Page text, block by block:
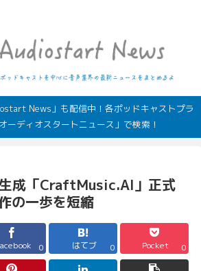
News」も配信中！各ポッドキャストプラ
ーディオスタートニュース」で検索！
成「CraftMusic.AI」正式
の一歩を短縮
0 はてブ 0 Pocket 0